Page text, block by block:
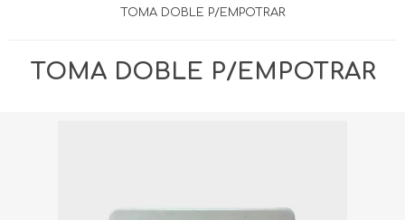
LISTA DE DESEOS
0
TOMA DOBLE P/EMPOTRAR
TOMA DOBLE P/EMPOTRAR